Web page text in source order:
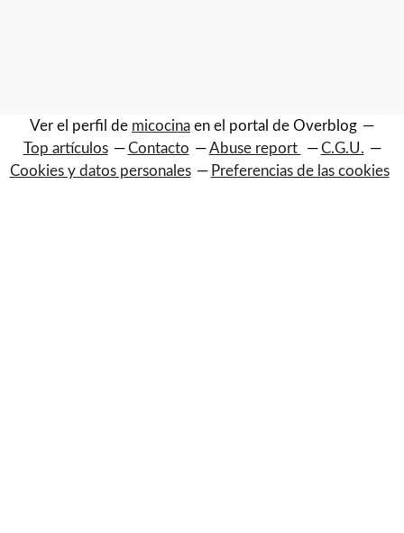
Ver el perfil de micocina en el portal de Overblog
Top artículos
Contacto Abuse report
C.G.U.
Cookies y datos personales
Preferencias de las cookies